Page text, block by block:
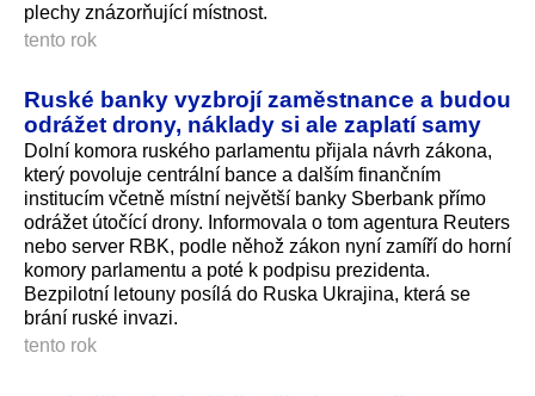
plechy znázorňující místnost.
tento rok
Ruské banky vyzbrojí zaměstnance a budou
odrážet drony, náklady si ale zaplatí samy
Dolní komora ruského parlamentu přijala návrh zákona,
který povoluje centrální bance a dalším finančním
institucím včetně místní největší banky Sberbank přímo
odrážet útočící drony. Informovala o tom agentura Reuters
nebo server RBK, podle něhož zákon nyní zamíří do horní
komory parlamentu a poté k podpisu prezidenta.
Bezpilotní letouny posílá do Ruska Ukrajina, která se
brání ruské invazi.
tento rok